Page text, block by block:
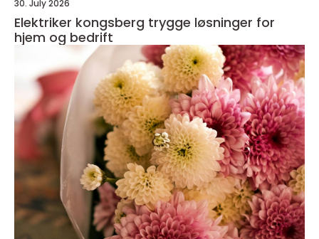
30. July 2026
Elektriker kongsberg trygge løsninger for
hjem og bedrift